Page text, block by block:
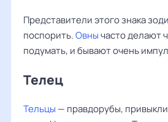
Представители этого знака
поспорить.Овнычасто делают
подумать, и бывают очень
Телец
Тельцы — правдорубы,